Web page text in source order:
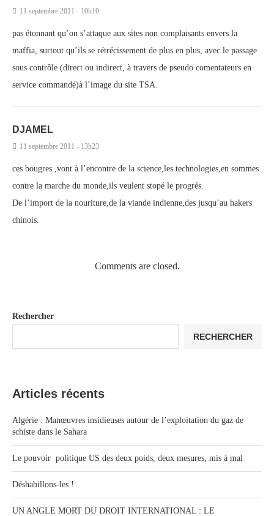
11 septembre 2011 - 10h10
pas étonnant qu’on s’attaque aux sites non complaisants envers la
maffia, surtout qu’ils se rétrécissement de plus en plus, avec le passage
sous contrôle (direct ou indirect, à travers de pseudo comentateurs en
service commandé)à l’image du site TSA.
DJAMEL
11 septembre 2011 - 13h23
ces bougres ,vont à l’encontre de la science,les technologies,en sommes
contre la marche du monde,ils veulent stopé le progrés.
De l’import de la nouriture,de la viande indienne,des jusqu’au hakers
chinois.
Comments are closed.
Rechercher
RECHERCHER
Articles récents
Algérie : Manœuvres insidieuses autour de l’exploitation du gaz de
schiste dans le Sahara
Le pouvoir politique US des deux poids, deux mesures, mis à mal
Déshabillons-les !
UN ANGLE MORT DU DROIT INTERNATIONAL : LE